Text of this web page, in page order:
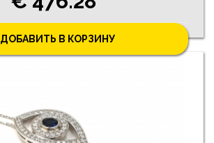
ДОБАВИТЬ В КОРЗИНУ